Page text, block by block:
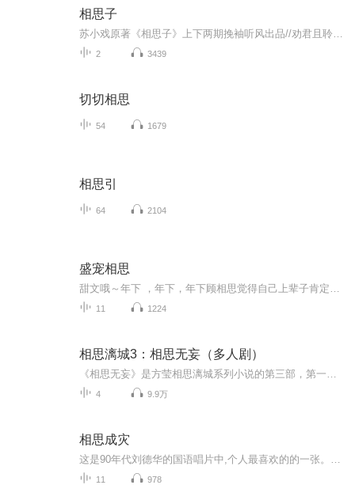
相思子
2 3439
切切相思
54 1679
相思引
64 2104
盛宠相思
11 1224
相思漓城3：相思无妄（多人剧）
4 9.9万
相思成灾
11 978